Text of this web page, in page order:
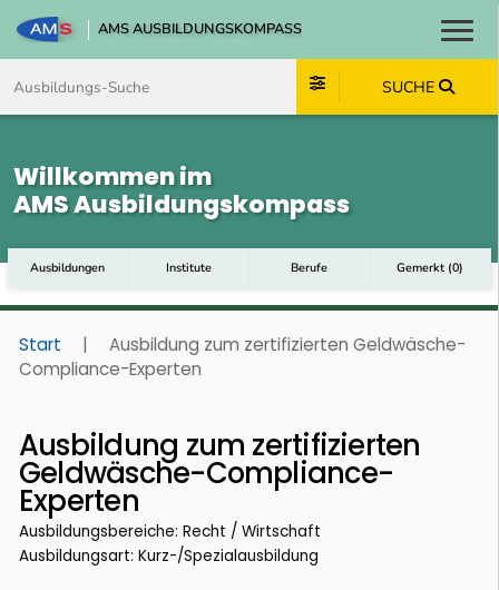
AMS AUSBILDUNGSKOMPASS
SUCHE
Willkommen im
AMS Ausbildungskompass
Ausbildungen Institute Berufe Gemerkt (0)
Start |
Ausbildung zum zertifizierten Geldwäsche-
Compliance-Experten
Ausbildung zum zertifizierten
Geldwäsche-Compliance-
Experten
Ausbildungsbereiche: Recht / Wirtschaft
Ausbildungsart: Kurz-/Spezialausbildung